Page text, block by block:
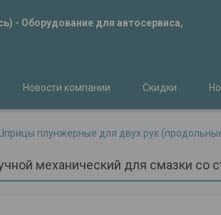
- Оборудование для автосервиса,
Новости компании Скидки
Шприцы плунжерные для двух рук
механический для смазки со